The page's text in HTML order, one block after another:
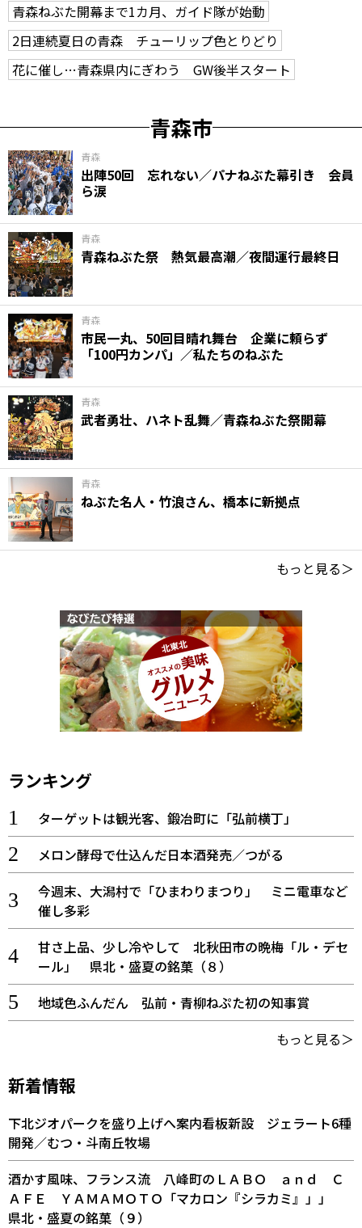
青森ねぶた開幕まで1カ月、ガイド隊が始動
2日連続夏日の青森 チューリップ色とりどり
花に催し…青森県内にぎわう GW後半スタート
青森市
青森
出陣50回 忘れない／パナねぶた幕引き 会員
ら涙
青森
青森ねぶた祭 熱気最高潮／夜間運行最終日
青森
市民一丸、50回目晴れ舞台 企業に頼らず
「100円カンパ」／私たちのねぶた
青森
武者勇壮、ハネト乱舞／青森ねぶた祭開幕
青森
ねぶた名人・竹浪さん、橋本に新拠点
もっと見る＞
ランキング
ターゲットは観光客、鍛冶町に「弘前横丁」
メロン酵母で仕込んだ日本酒発売／つがる
今週末、大潟村で「ひまわりまつり」 ミニ電車など
催し多彩
甘さ上品、少し冷やして 北秋田市の晩梅「ル・デセ
ール」 県北・盛夏の銘菓（８）
地域色ふんだん 弘前・青柳ねぷた初の知事賞
もっと見る＞
新着情報
下北ジオパークを盛り上げへ案内看板新設 ジェラート6種
開発／むつ・斗南丘牧場
酒かす風味、フランス流 八峰町のＬＡＢＯ ａｎｄ Ｃ
ＡＦＥ ＹＡＭＡＭＯＴＯ「マカロン『シラカミ』」」
県北・盛夏の銘菓（９）